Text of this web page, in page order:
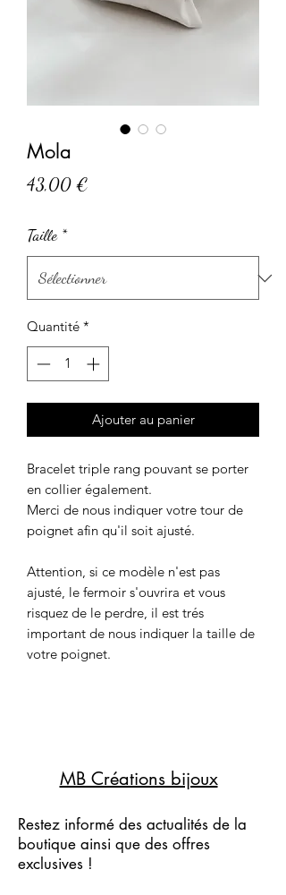
Mola
43,00 €
Taille *
Quantité *
Ajouter au panier
Bracelet triple rang pouvant se porter
en collier également.
Merci de nous indiquer votre tour de
poignet afin qu'il soit ajusté.
Attention, si ce modèle n'est pas
ajusté, le fermoir s'ouvrira et vous
risquez de le perdre, il est trés
important de nous indiquer la taille de
votre poignet.
MB Créations bijoux
Restez informé des actualités de la
boutique ainsi que des offres
exclusives !